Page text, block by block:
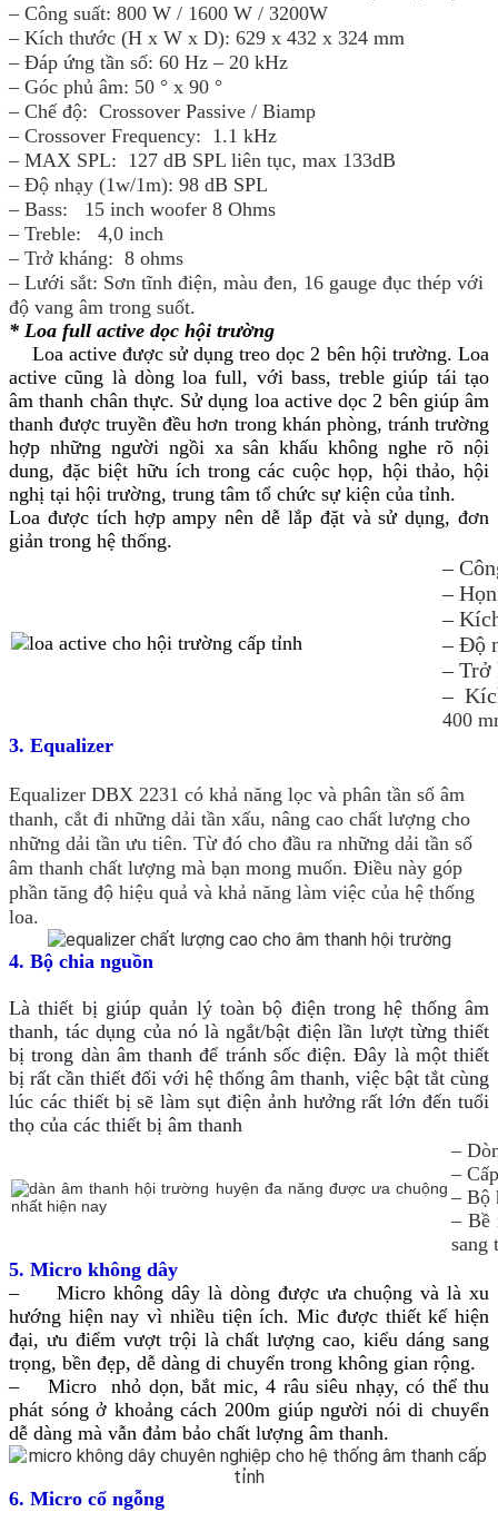
– Công suất: 800 W / 1600 W / 3200W
– Kích thước (H x W x D): 629 x 432 x 324 mm
– Đáp ứng tần số: 60 Hz – 20 kHz
– Góc phủ âm: 50 ° x 90 °
– Chế độ: Crossover Passive / Bi­amp
– Crossover Frequency: 1.1 kHz
– MAX SPL: 127 dB SPL liên tục, max 133dB
– Độ nhạy (1w/1m): 98 dB SPL
– Bass: 15 inch woofer 8 Ohms
– Treble: 4,0 inch
– Trở kháng: 8 ohms
– Lưới sắt: Sơn tĩnh điện, màu đen, 16 gauge đục thép với
độ vang âm trong suốt.
* Loa full active dọc hội trường
Loa active được sử dụng treo dọc 2 bên hội trường. Loa
active cũng là dòng loa full, với bass, treble giúp tái tạo
âm thanh chân thực. Sử dụng loa active dọc 2 bên giúp âm
thanh được truyền đều hơn trong khán phòng, tránh trường
hợp những người ngồi xa sân khấu không nghe rõ nội
dung, đặc biệt hữu ích trong các cuộc họp, hội thảo, hội
nghị tại hội trường, trung tâm tổ chức sự kiện của tỉnh.
Loa được tích hợp ampy nên dễ lắp đặt và sử dụng, đơn
giản trong hệ thống.
–
–
–
– Độ
– Trở
–
400
3. Equalizer
Equalizer DBX 2231 có khả năng lọc và phân tần số âm
thanh, cắt đi những dải tần xấu, nâng cao chất lượng cho
những dải tần ưu tiên. Từ đó cho đầu ra những dải tần số
âm thanh chất lượng mà bạn mong muốn. Điều này góp
phần tăng độ hiệu quả và khả năng làm việc của hệ thống
loa.
4. Bộ chia nguồn
Là thiết bị giúp quản lý toàn bộ điện trong hệ thống âm
thanh, tác dụng của nó là ngắt/bật điện lần lượt từng thiết
bị trong dàn âm thanh để tránh sốc điện. Đây là một thiết
bị rất cần thiết đối với hệ thống âm thanh, việc bật tắt cùng
lúc các thiết bị sẽ làm sụt điện ảnh hưởng rất lớn đến tuổi
thọ của các thiết bị âm thanh
–
–
– Bộ
– Bề
sang
5. Micro không dây
– Micro không dây là dòng được ưa chuộng và là xu
hướng hiện nay vì nhiều tiện ích. Mic được thiết kế hiện
đại, ưu điểm vượt trội là chất lượng cao, kiểu dáng sang
trọng, bền đẹp, dễ dàng di chuyển trong không gian rộng.
– Micro nhỏ dọn, bắt mic, 4 râu siêu nhạy, có thể thu
phát sóng ở khoảng cách 200m giúp người nói di chuyển
dễ dàng mà vẫn đảm bảo chất lượng âm thanh.
6. Micro cổ ngỗng